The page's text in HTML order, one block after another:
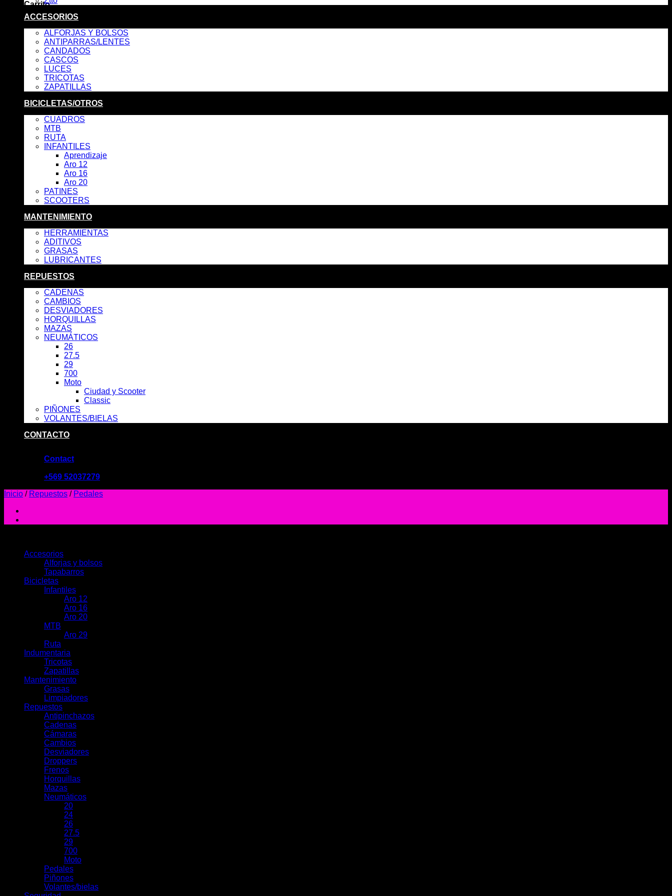
Carrito
ACCESORIOS
ALFORJAS Y BOLSOS
ANTIPARRAS/LENTES
CANDADOS
CASCOS
LUCES
TRICOTAS
ZAPATILLAS
BICICLETAS/OTROS
CUADROS
MTB
RUTA
INFANTILES
Aprendizaje
Aro 12
Aro 16
Aro 20
PATINES
SCOOTERS
MANTENIMIENTO
HERRAMIENTAS
ADITIVOS
GRASAS
LUBRICANTES
REPUESTOS
CADENAS
CAMBIOS
DESVIADORES
HORQUILLAS
MAZAS
NEUMÁTICOS
26
27.5
29
700
Moto
Ciudad y Scooter
Classic
PIÑONES
VOLANTES/BIELAS
CONTACTO
Contact
+569 52037279
Inicio / Repuestos / Pedales
Accesorios
Alforjas y bolsos
Tapabarros
Bicicletas
Infantiles
Aro 12
Aro 16
Aro 20
MTB
Aro 29
Ruta
Indumentaria
Tricotas
Zapatillas
Mantenimiento
Grasas
Limpiadores
Repuestos
Antipinchazos
Cadenas
Cámaras
Cambios
Desviadores
Droppers
Frenos
Horquillas
Mazas
Neumáticos
20
24
26
27.5
29
700
Moto
Pedales
Piñones
Volantes/bielas